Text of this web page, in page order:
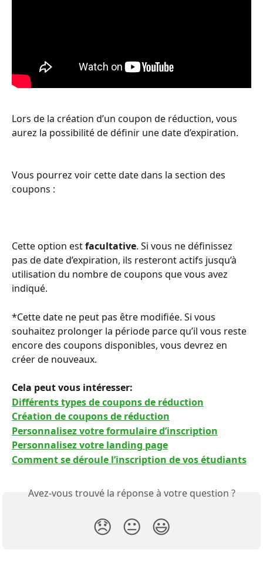
Lors de la création d’un coupon de réduction, vous
aurez la possibilité de définir une date d’expiration.
Vous pourrez voir cette date dans la section des
coupons :
Cette option est facultative. Si vous ne définissez
pas de date d’expiration, ils resteront actifs jusqu’à
utilisation du nombre de coupons que vous avez
indiqué.
*Cette date ne peut pas être modifiée. Si vous
souhaitez prolonger la période parce qu’il vous reste
encore des coupons disponibles, vous devrez en
créer de nouveaux.
Cela peut vous intéresser:
Différents types de coupons de réduction
Création de coupons de réduction
Personnalisez votre formulaire d’inscription
Personnalisez votre landing page
Comment se déroule l’inscription de vos étudiants
Avez-vous trouvé la réponse à votre question ?
😞 😐 😃